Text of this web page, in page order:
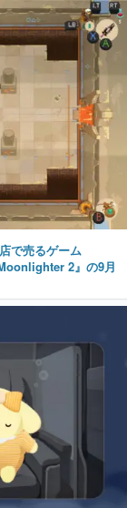
で売るゲーム
2』の9月